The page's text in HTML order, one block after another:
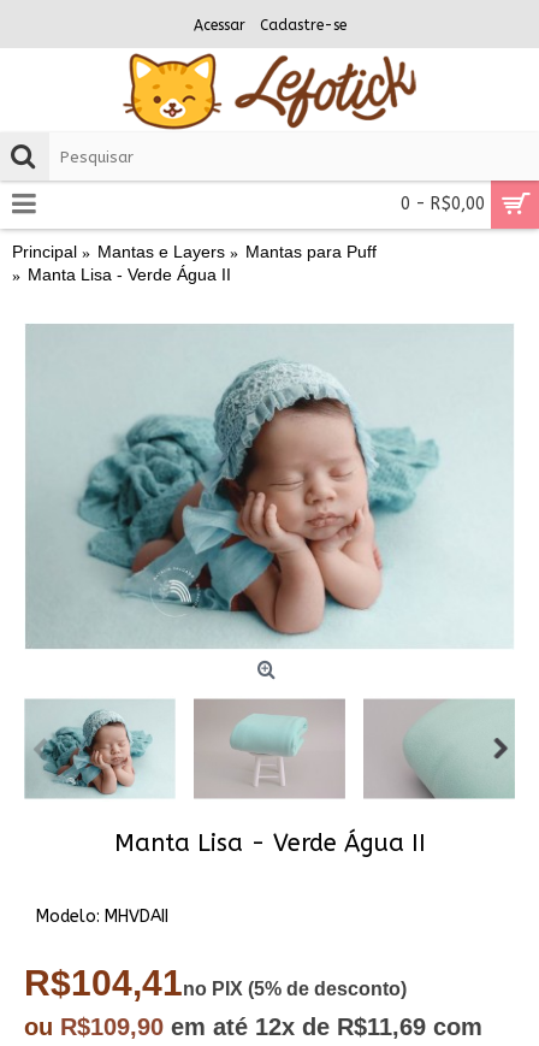
Acessar Cadastre-se
0 - R$0,00
Principal Mantas e Layers
Mantas para Puff
Manta Lisa - Verde Água II
Manta Lisa - Verde Água II
Modelo: MHVDAII
R$104,41no PIX (5% de desconto)
ou R$109,90 em até 12x de R$11,69 com